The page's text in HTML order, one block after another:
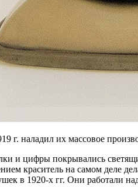
г. наладил их массовое
и цифры покрывались
краситель на самом деле
в 1920-х гг. Они работали